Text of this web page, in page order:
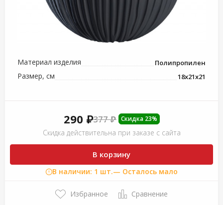
Материал изделия Полипропилен
Размер, см 18х21х21
290 ₽377 ₽ Скидка 23%
Скидка действительна при заказе с сайта
В корзину
В наличии: 1 шт.— Осталось мало
Избранное Сравнение